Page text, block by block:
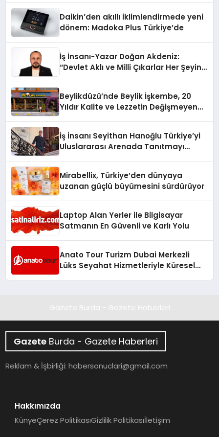
Daikin’den akıllı iklimlendirmede yeni
dönem: Madoka Plus Türkiye’de
İş İnsanı-Yazar Doğan Akdeniz:
“Devlet Aklı ve Milli Çıkarlar Her Şeyin
Beylikdüzü’nde Beylik İşkembe, 20
Yıldır Kalite ve Lezzetin Değişmeyen
İş İnsanı Seyithan Hanoğlu Türkiye’yi
Uluslararası Arenada Tanıtmayı
Mirabellix, Türkiye’den dünyaya
uzanan güçlü büyümesini sürdürüyor
Laptop Alan Yerler ile Bilgisayar
Satmanın En Güvenli ve Karlı Yolu
Anato Tour Turizm Dubai Merkezli
Lüks Seyahat Hizmetleriyle Küresel
Gazete Burda - Gazete Haberleri
Gazete Burda - Gazete Haberleri
Reklam & İşbirliği:habersonuclari@gmail.com
Hakkımızda
KünyeÇerez PolitikasıGizlilik Politikasıİletişim